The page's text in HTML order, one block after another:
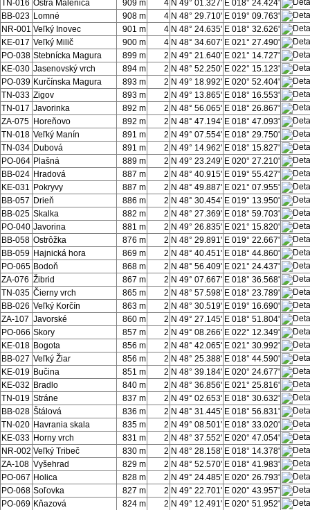
TN-016 Ostrá Malenica 909 m 4 N 49° 01.327' E 018° 24.424'
BB-023 Lomné 908 m 4 N 48° 29.710' E 019° 09.763'
NR-001 Veľký Inovec 901 m 4 N 48° 24.635' E 018° 32.626'
KE-017 Veľký Milič 900 m 4 N 48° 34.607' E 021° 27.490'
PO-038 Stebnícka Magura 899 m 2 N 49° 21.640' E 021° 14.727'
KE-030 Jasenovský vrch 894 m 2 N 48° 52.250' E 022° 15.123'
PO-039 Kurčínska Magura 893 m 2 N 49° 18.992' E 020° 52.404'
TN-033 Zigov 893 m 2 N 49° 13.865' E 018° 16.553'
TN-017 Javorinka 892 m 2 N 48° 56.065' E 018° 26.867'
ZA-075 Horeňovo 892 m 2 N 48° 47.194' E 018° 47.093'
TN-018 Veľký Manín 891 m 2 N 49° 07.554' E 018° 29.750'
TN-034 Dubová 891 m 2 N 49° 14.962' E 018° 15.827'
PO-064 Plašná 889 m 2 N 49° 23.249' E 020° 27.210'
BB-024 Hradová 887 m 2 N 48° 40.915' E 019° 55.427'
KE-031 Pokryvy 887 m 2 N 48° 49.887' E 021° 07.955'
BB-057 Drieň 886 m 2 N 48° 30.454' E 019° 13.950'
BB-025 Skalka 882 m 2 N 48° 27.369' E 018° 59.703'
PO-040 Javorina 881 m 2 N 49° 26.835' E 021° 15.820'
BB-058 Ostrôžka 876 m 2 N 48° 29.891' E 019° 22.667'
BB-059 Hajnická hora 869 m 2 N 48° 40.451' E 018° 44.860'
PO-065 Bodoň 868 m 2 N 48° 56.409' E 021° 24.437'
ZA-076 Žibrid 867 m 2 N 49° 07.667' E 018° 36.568'
TN-035 Čierny vrch 865 m 2 N 48° 57.598' E 018° 23.789'
BB-026 Veľký Korčín 863 m 2 N 48° 30.519' E 019° 16.690'
ZA-107 Javorské 860 m 2 N 49° 27.145' E 018° 51.804'
PO-066 Skory 857 m 2 N 49° 08.266' E 022° 12.349'
KE-018 Bogota 856 m 2 N 48° 42.065' E 021° 30.992'
BB-027 Veľký Žiar 856 m 2 N 48° 25.388' E 018° 44.590'
KE-019 Bučina 851 m 2 N 48° 39.184' E 020° 24.677'
KE-032 Bradlo 840 m 2 N 48° 36.856' E 021° 25.816'
TN-019 Stráne 837 m 2 N 49° 02.653' E 018° 30.632'
BB-028 Štálová 836 m 2 N 48° 31.445' E 018° 56.831'
TN-020 Havrania skala 835 m 2 N 49° 08.501' E 018° 33.020'
KE-033 Horny vrch 831 m 2 N 48° 37.552' E 020° 47.054'
NR-002 Veľký Tribeč 830 m 2 N 48° 28.158' E 018° 14.378'
ZA-108 Vyšehrad 829 m 2 N 48° 52.570' E 018° 41.983'
PO-067 Holica 828 m 2 N 49° 24.485' E 020° 26.793'
PO-068 Soľovka 827 m 2 N 49° 22.701' E 020° 43.957'
PO-069 Kňazová 824 m 2 N 49° 12.491' E 020° 51.952'